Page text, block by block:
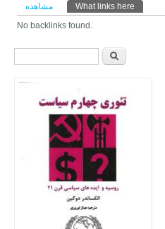
تب‌های اولیه
مشاهده What links here
No backlinks found.